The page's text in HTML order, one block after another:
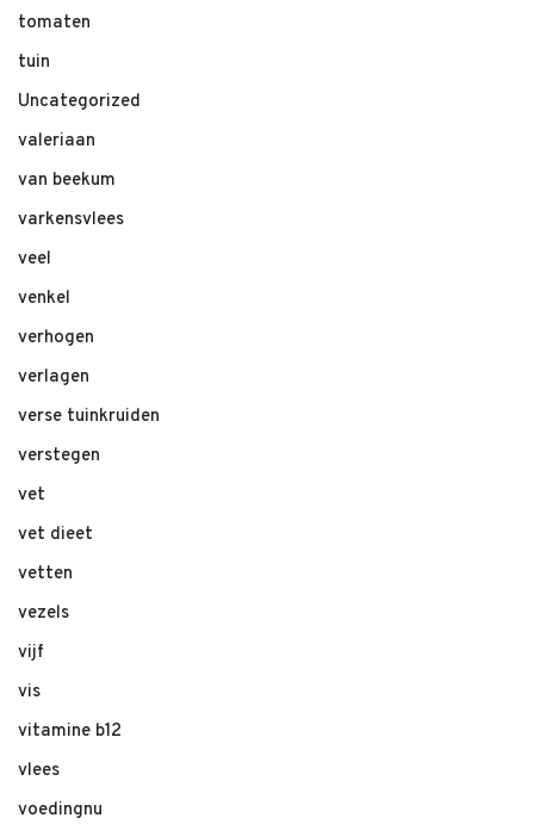
tomaten
tuin
Uncategorized
valeriaan
van beekum
varkensvlees
veel
venkel
verhogen
verlagen
verse tuinkruiden
verstegen
vet
vet dieet
vetten
vezels
vijf
vis
vitamine b12
vlees
voedingnu